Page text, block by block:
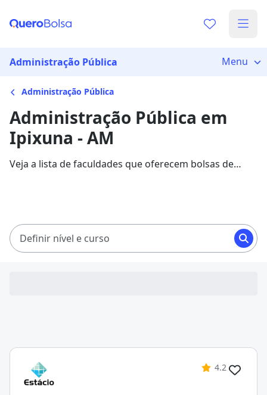
Administração Pública Menu
Administração Pública
Administração Pública em
Ipixuna - AM
Veja a lista de faculdades que oferecem bolsas de
Definir nível e curso
4.2